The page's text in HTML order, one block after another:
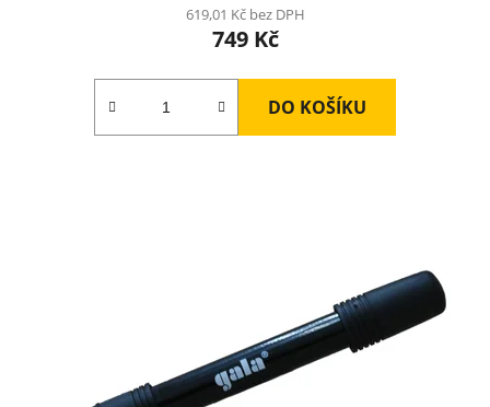
619,01 Kč bez DPH
749 Kč
DO KOŠÍKU